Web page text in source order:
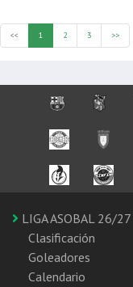
<< 1 2 3 >>
LIGA ASOBAL 26/27
Clasificación
Goleadores
Calendario